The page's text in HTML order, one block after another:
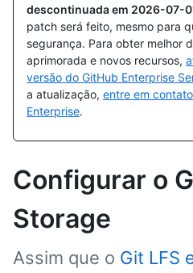
descontinuada em 2026-07-
patch será feito, mesmo para
segurança. Para obter melhor
aprimorada e novos recursos,
versão do GitHub Enterprise
a atualização, entre em
Enterprise.
Configurar o
Storage
Assim que o Git LFS